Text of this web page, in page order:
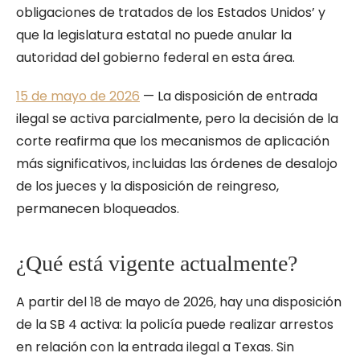
obligaciones de tratados de los Estados Unidos’ y
que la legislatura estatal no puede anular la
autoridad del gobierno federal en esta área.
15 de mayo de 2026 — La disposición de entrada
ilegal se activa parcialmente, pero la decisión de la
corte reafirma que los mecanismos de aplicación
más significativos, incluidas las órdenes de desalojo
de los jueces y la disposición de reingreso,
permanecen bloqueados.
¿Qué está vigente actualmente?
A partir del 18 de mayo de 2026, hay una disposición
de la SB 4 activa: la policía puede realizar arrestos
en relación con la entrada ilegal a Texas. Sin